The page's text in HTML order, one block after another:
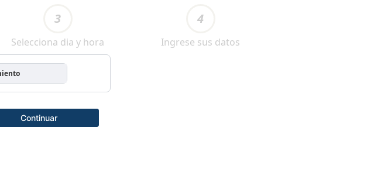
3
Selecciona dia y hora
4
Ingrese sus datos
Continuar